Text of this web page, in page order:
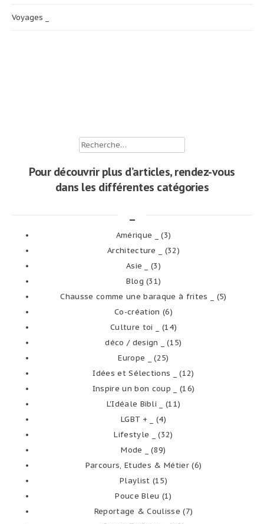
Voyages _
Rechercher :
Pour découvrir plus d’articles, rendez-vous
dans les différentes catégories
Amérique _
(3)
Architecture _
(32)
Asie _
(3)
Blog (31)
Chausse comme une baraque à frites _
(5)
Co-création (6)
Culture toi _
(14)
déco / design _
(15)
Europe _
(25)
Idées et Sélections _
(12)
Inspire un bon coup _
(16)
L'Idéale Bibli _
(11)
LGBT + _
(4)
Lifestyle _
(32)
Mode _
(89)
Parcours, Etudes & Métier(6)
Playlist (15)
Pouce Bleu (1)
Reportage & Coulisse (7)